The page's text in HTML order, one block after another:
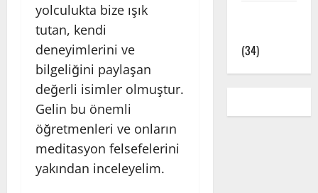
yolculukta bize ışık
tutan, kendi
deneyimlerini ve
bilgeliğini paylaşan
değerli isimler olmuştur.
Gelin bu önemli
öğretmenleri ve onların
meditasyon felsefelerini
yakından inceleyelim.
(34)